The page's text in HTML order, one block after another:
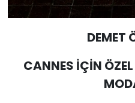
DEMET
CANNES İÇİN